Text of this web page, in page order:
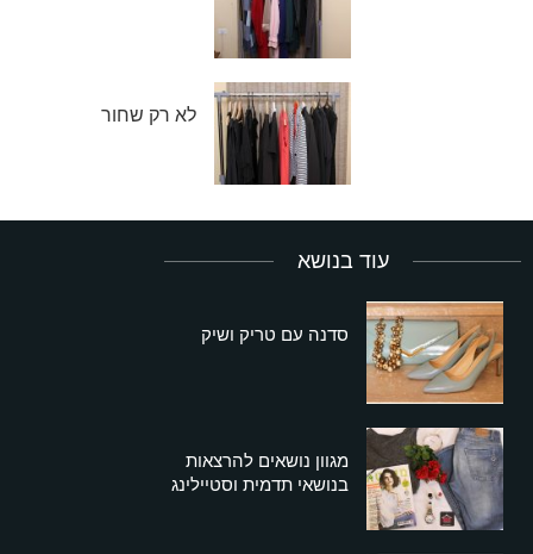
לא רק שחור
עוד בנושא
סדנה עם טריק ושיק
מגוון נושאים להרצאות
בנושאי תדמית וסטיילינג